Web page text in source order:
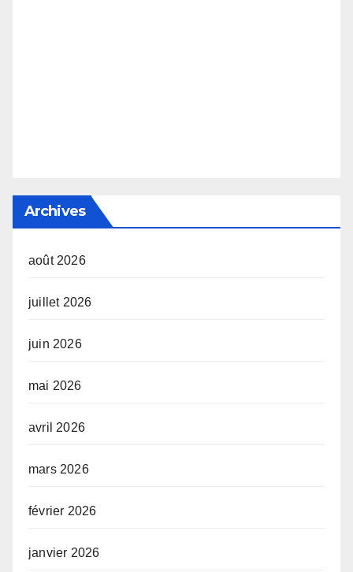
Archives
août 2026
juillet 2026
juin 2026
mai 2026
avril 2026
mars 2026
février 2026
janvier 2026